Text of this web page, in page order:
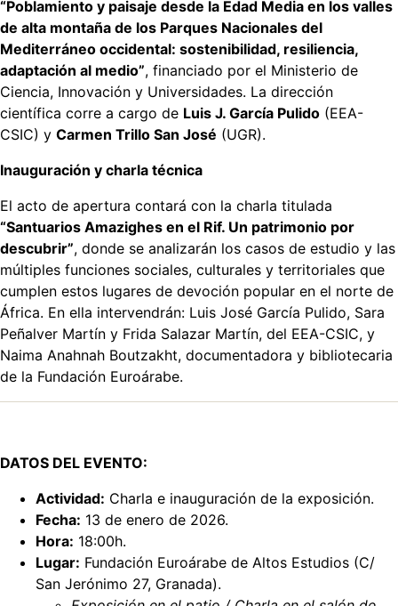
“Poblamiento y paisaje desde la Edad Media en los valles
de alta montaña de los Parques Nacionales del
Mediterráneo occidental: sostenibilidad, resiliencia,
adaptación al medio”, financiado por el Ministerio de
Ciencia, Innovación y Universidades. La dirección
científica corre a cargo de Luis J. García Pulido (EEA-
CSIC) y Carmen Trillo San José (UGR).
Inauguración y charla técnica
El acto de apertura contará con la charla titulada
“Santuarios Amazighes en el Rif. Un patrimonio por
descubrir”, donde se analizarán los casos de estudio y las
múltiples funciones sociales, culturales y territoriales que
cumplen estos lugares de devoción popular en el norte de
África. En ella intervendrán: Luis José García Pulido, Sara
Peñalver Martín y Frida Salazar Martín, del EEA-CSIC, y
Naima Anahnah Boutzakht, documentadora y bibliotecaria
de la Fundación Euroárabe.
DATOS DEL EVENTO:
Actividad: Charla e inauguración de la exposición.
Fecha: 13 de enero de 2026.
Hora: 18:00h.
Lugar: Fundación Euroárabe de Altos Estudios (C/
San Jerónimo 27, Granada).